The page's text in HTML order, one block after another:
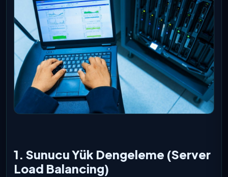
1. Sunucu Yük Dengeleme (Server
Load Balancing)